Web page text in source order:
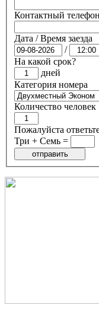
Контактный телефон
Дата / Время заезда
/
На какой срок?
дней
Категория номера
Количество человек
Пожалуйста
Три + Семь =